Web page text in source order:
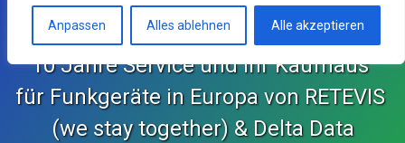
Anpassen Alles ablehnen Alle akzeptieren
Impressum
Support Center
KONTAKT und Bestellungen
sind zusammen)
10 Jahre Service und Ihr Kaufhaus
für Funkgeräte in Europa von RETEVIS
(we stay together) & Delta Data